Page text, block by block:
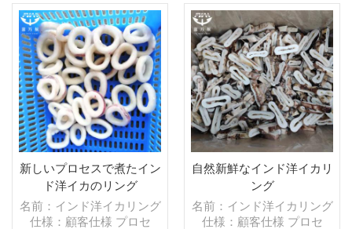
新しいプロセスで煮たイン
ド洋イカのリング
名前：インド洋イカリング
仕様：顧客仕様 プロセ
自然新鮮なインド洋イカリ
ング
名前：インド洋イカリング
仕様：顧客仕様 プロセ